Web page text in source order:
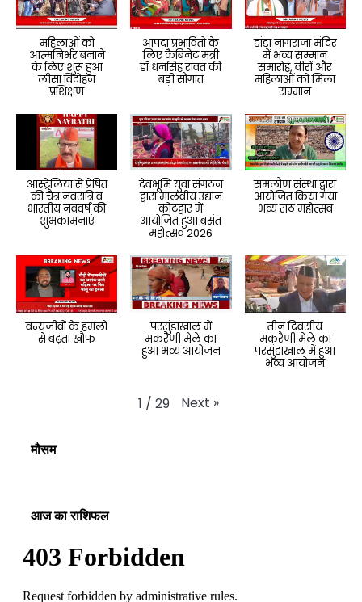
महिलाओं को
आत्मनिर्भर बनाने
के लिए शुरू हुआ
लीसा विदोहन
प्रशिक्षण
आपदा प्रभावितो के
लिए कैबिनेट मंत्री
डॉ धनसिंह रावत की
बड़ी सौगात
डांडा नागराजा मंदिर
में भव्य सम्मान
समारोह, वीरों और
महिलाओं को मिला
सम्मान
आस्ट्रेलिया से प्रेषित
की चैत्र नवरात्रि व
भारतीय नववर्ष की
शुभकामनाएं
देवभूमि युवा संगठन
द्वारा मालवीय उद्यान
कोटद्वार में
आयोजित हुआ बसंत
महोत्सव 2026
समलौण संस्था द्वारा
आयोजित किया गया
भव्य राठ महोत्सव
वन्यजीवों के हमलों
से बढ़ता खौफ
परसुंडाखाल में
मकरैणी मेले का
हुआ भव्य आयोजन
तीन दिवसीय
मकरैणी मेले का
परसुंडाखाल में हुआ
भव्य आयोजन
1 / 29 Next »
मौसम
आज का राशिफल